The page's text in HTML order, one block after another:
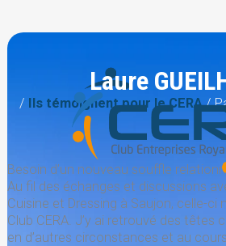
contenu
Laure
/ Ils témoignent pour le CERA/
Besoin d’un nouveau souffle
Au fil des échanges et discussions
Cuisine et Dressing à Saujon, celle-ci
Club CERA. J’y ai retrouvé des têtes
en d’autres circonstances et au